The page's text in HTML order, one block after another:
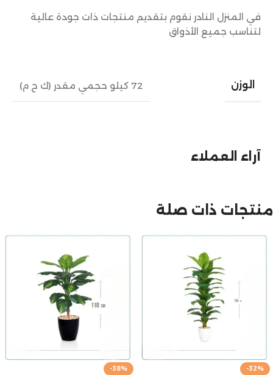
في المنزل النادر نقوم بتقديم منتجات ذات جودة عالية
لتناسب جميع الأذواق
الوزن 72 كيلو حجمي مقدر (ك ح م)
آراء العملاء
منتجات ذات صلة
-32%
-38%